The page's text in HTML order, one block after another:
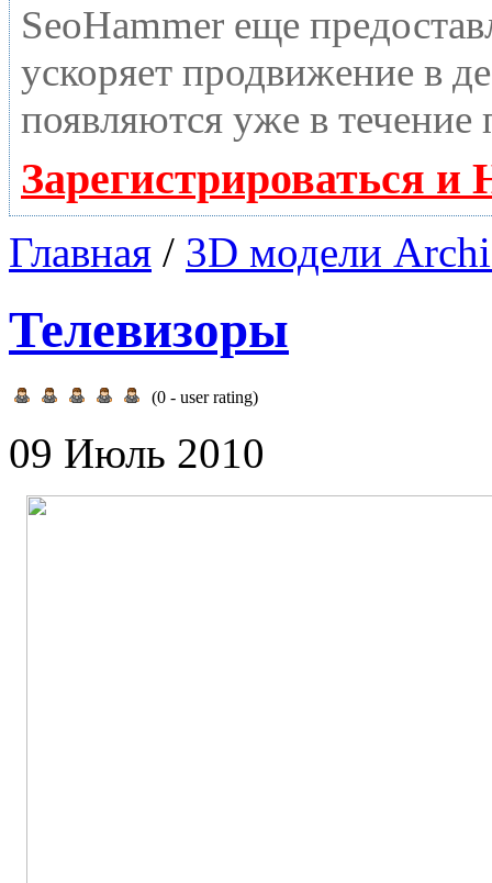
SeoHammer еще
ускоряет продвижение в
появляются уже в
Зарегистрироваться
Главная / 3D модели
Телевизоры
(0 - user rating)
09 Июль 2010